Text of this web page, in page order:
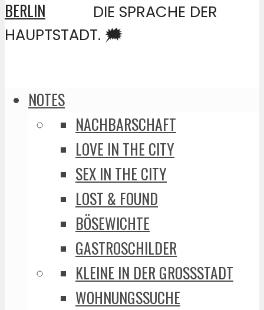
DIE SPRACHE DER
HAUPTSTADT. 🗯️
NOTES
NACHBARSCHAFT
LOVE IN THE CITY
SEX IN THE CITY
LOST & FOUND
BÖSEWICHTE
GASTROSCHILDER
KLEINE IN DER GROSSSTADT
WOHNUNGSSUCHE